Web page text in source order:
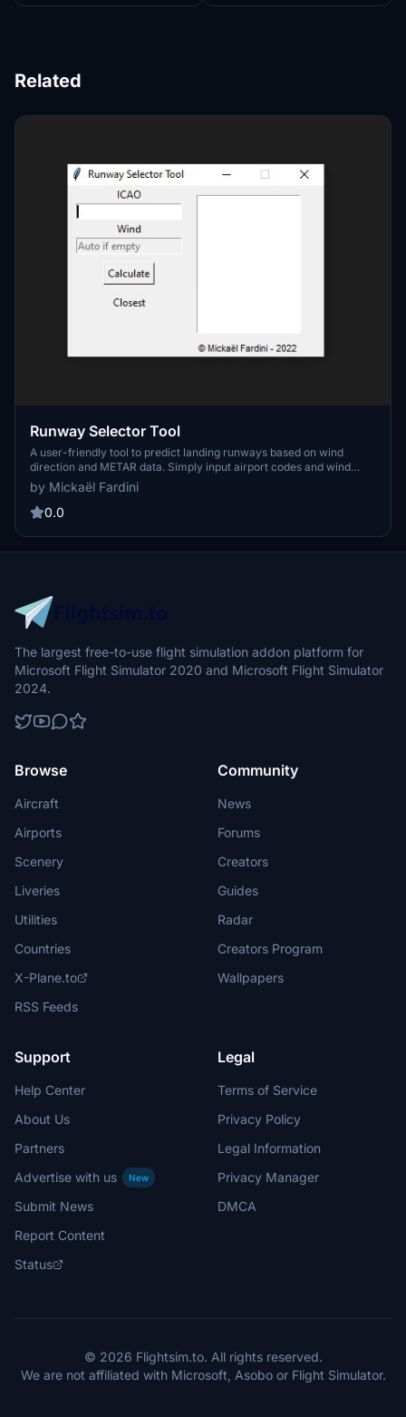
Related
Runway Selector Tool
A user-friendly tool to predict landing runways based on wind
direction and METAR data. Simply input airport codes and wind
direction for accurate runway suggestions. This tool requires
Python 3.7 to run smoothly.
by Mickaël Fardini
0.0
The largest free-to-use flight simulation addon platform for
Microsoft Flight Simulator 2020 and Microsoft Flight Simulator
2024.
Browse
Aircraft
Airports
Scenery
Liveries
Utilities
Countries
X-Plane.to
RSS Feeds
Community
News
Forums
Creators
Guides
Radar
Creators Program
Wallpapers
Support
Help Center
About Us
Partners
Advertise with us
New
Submit News
Report Content
Status
Legal
Terms of Service
Privacy Policy
Legal Information
Privacy Manager
DMCA
© 2026 Flightsim.to. All rights reserved.
We are not affiliated with Microsoft, Asobo or Flight Simulator.